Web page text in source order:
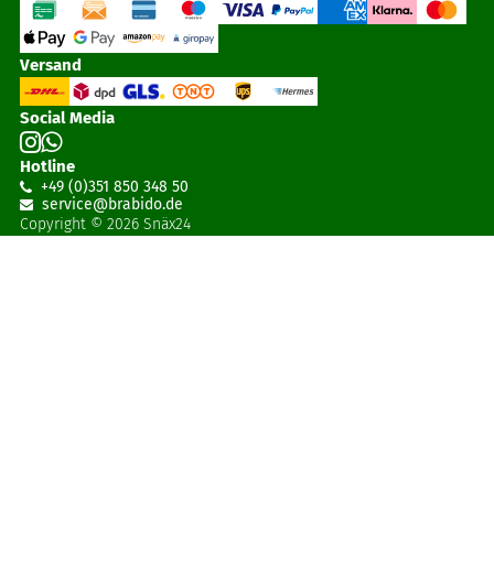
Versand
Social Media
Hotline
+49 (0)351 850 348 50
service@brabido.de
Copyright © 2026 Snäx24